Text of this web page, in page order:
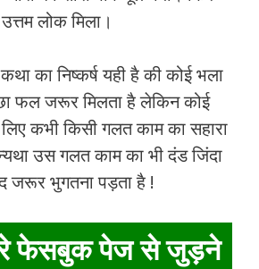
लोक मिला।
का निष्कर्ष यही है की कोई भला
फल जरूर मिलता है लेकिन कोई
कभी किसी गलत काम का सहारा
उस गलत काम का भी दंड जिंदा
जरूर भुगतना पड़ता है !
फेसबुक पेज से जुड़ने